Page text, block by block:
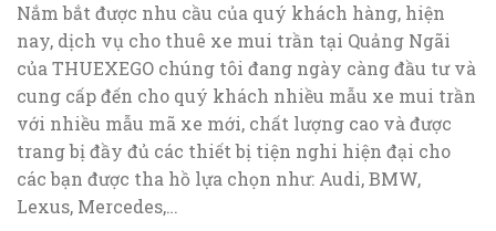
Nắm bắt được nhu cầu của quý khách hàng, hiện
nay, dịch vụ cho thuê xe mui trần tại Quảng Ngãi
của THUEXEGO chúng tôi đang ngày càng đầu tư và
cung cấp đến cho quý khách nhiều mẫu xe mui trần
với nhiều mẫu mã xe mới, chất lượng cao và được
trang bị đầy đủ các thiết bị tiện nghi hiện đại cho
các bạn được tha hồ lựa chọn như: Audi, BMW,
Lexus, Mercedes,…